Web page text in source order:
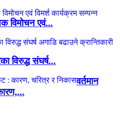
विमोचन एवं...
विरुद्ध संघर्ष...
वर्तमान